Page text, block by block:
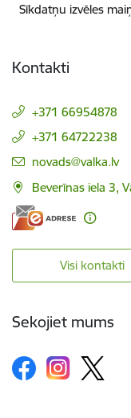
Sīkdatņu izvēles
Kontakti
+371 66954878
+371 64722238
E-pasts:
novads@valka.lv
Beverīnas iela 3,
Visi kontakti
Sekojiet mums